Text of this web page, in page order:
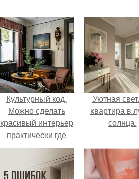
Культурный код.
Можно сделать
красивый интерьер
практически где
угодно.
Уютная
квартира в
солнца.